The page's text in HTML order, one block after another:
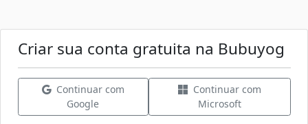
Criar sua conta gratuita na Bubuyog
Continuar com
Google
Continuar com
Microsoft